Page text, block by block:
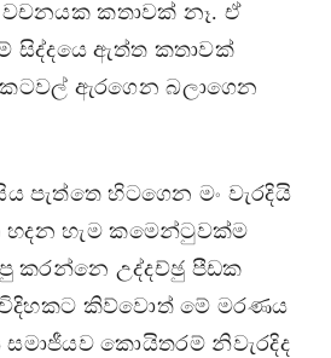
කතාවක් නෑ. ඒ
සිද්දයෙ ඇත්ත කතාවක්
ඇරගෙන බලාගෙන
පැත්තෙ හිටගෙන මං වැරදියි
හැම කමෙන්ටුවක්ම
කරන්නෙ උද්දච්ඡු පීඩක
කිව්වොත් මේ මරණය
සමාජීයව කොයිතරම් නිවැරදිද